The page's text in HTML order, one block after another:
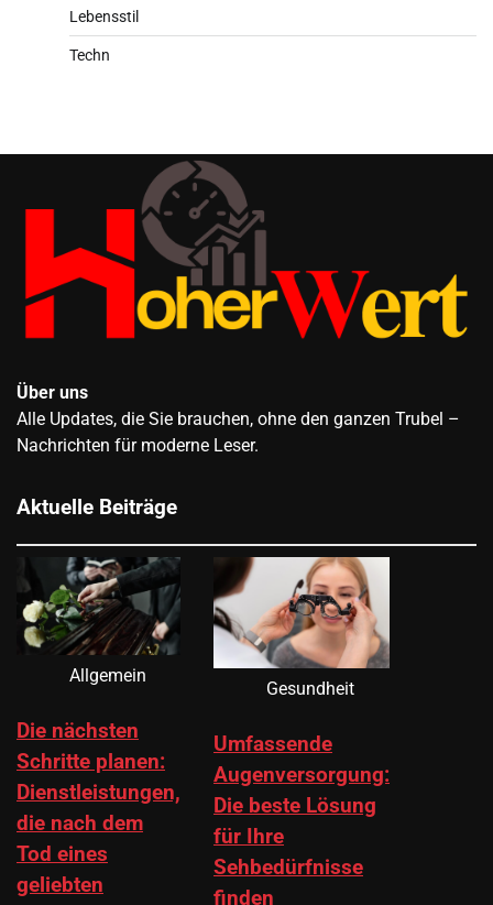
Lebensstil
Techn
Über uns
Alle Updates, die Sie brauchen, ohne den ganzen Trubel –
Nachrichten für moderne Leser.
Aktuelle Beiträge
Allgemein
Die nächsten
Schritte planen:
Dienstleistungen,
die nach dem
Tod eines
geliebten
Gesundheit
Umfassende
Augenversorgung:
Die beste Lösung
für Ihre
Sehbedürfnisse
finden